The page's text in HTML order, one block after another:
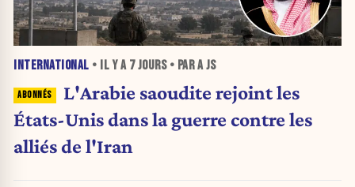
INTERNATIONAL • IL Y A 7 JOURS• PAR A JS
L'Arabie saoudite rejoint les
États-Unis dans la guerre contre les
alliés de l'Iran